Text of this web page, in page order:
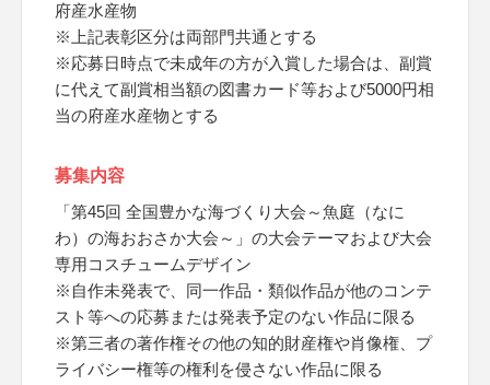
府産水産物
※上記表彰区分は両部門共通とする
※応募日時点で未成年の方が入賞した場合は、副賞
に代えて副賞相当額の図書カード等および5000円相
当の府産水産物とする
募集内容
「第45回 全国豊かな海づくり大会～魚庭（なに
わ）の海おおさか大会～」の大会テーマおよび大会
専用コスチュームデザイン
※自作未発表で、同一作品・類似作品が他のコンテ
スト等への応募または発表予定のない作品に限る
※第三者の著作権その他の知的財産権や肖像権、プ
ライバシー権等の権利を侵さない作品に限る